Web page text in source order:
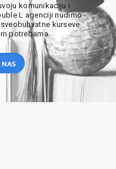
komunikaciju i
L agenciji nudimo
kurseve
potrebama.
NAS